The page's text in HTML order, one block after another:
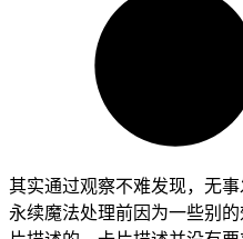
其实通过观察不难发现，无
永续魔法处理前因为一些别